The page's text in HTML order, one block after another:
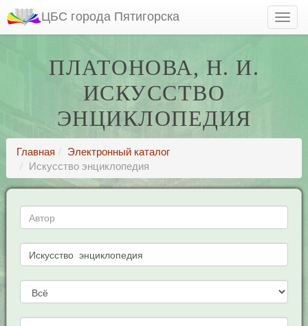
ЦБС города Пятигорска
ПЛАТОНОВА, Н. И.
ИСКУССТВО
ЭНЦИКЛОПЕДИЯ
Главная
Электронный каталог
Искусство энциклопедия